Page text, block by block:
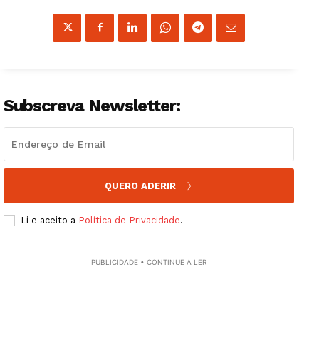
Subscreva Newsletter:
QUERO ADERIR
Li e aceito a Política de Privacidade.
PUBLICIDADE • CONTINUE A LER